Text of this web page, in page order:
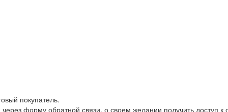
покупатель.
форму обратной связи, о своем желании получить доступ